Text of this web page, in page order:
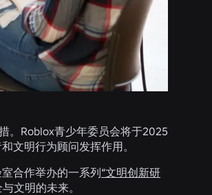
。Roblox青少年委员会将于2025
文明行为顾问发挥作用。
合作举办的一系列“文明创新研
文明的未来。